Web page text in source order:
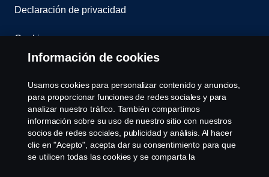
Declaración de privacidad
Cookies
Sistema de Denuncias
Configuración de cookies
Información de cookies
Usamos cookies para personalizar contenido y anuncios,
para proporcionar funciones de redes sociales y para
analizar nuestro tráfico. También compartimos
información sobre su uso de nuestro sitio con nuestros
socios de redes sociales, publicidad y análisis. Al hacer
clic en "Acepto", acepta dar su consentimiento para que
se utilicen todas las cookies y se comparta la